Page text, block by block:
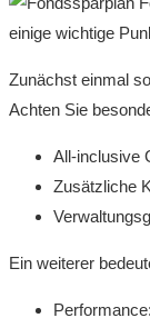
einige wichtige
Zunächst einmal
Achten Sie
All-inclusive
Zusätzliche
Ein weiterer